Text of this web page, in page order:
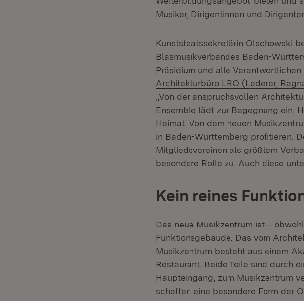
Musiker, Dirigentinnen und
Kunststaatssekretärin Olschowski
Blasmusikverbandes Baden-
Präsidium und alle
Architekturbüro LRO (Lederer,
„Von der anspruchsvollen
Ensemble lädt zur Begegnung ein.
Heimat. Von dem neuen
in Baden-Württemberg profitieren.
Mitgliedsvereinen als größtem
besondere Rolle zu. Auch diese
Kein reines
Das neue Musikzentrum ist –
Funktionsgebäude. Das vom
Musikzentrum besteht aus einem
Restaurant. Beide Teile sind durch
Haupteingang, zum Musikzentrum
schaffen eine besondere Form der